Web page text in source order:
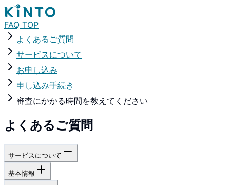
FAQ TOP
よくあるご質問
サービスについて
お申し込み
申し込み手続き
審査にかかる時間を教えてください
よくあるご質問
サービスについて
基本情報